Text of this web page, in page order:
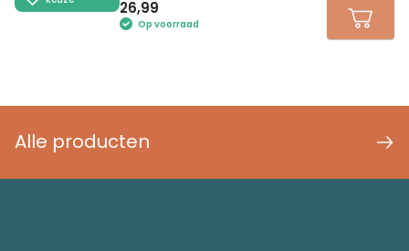
26,99
Op voorraad
Alle producten